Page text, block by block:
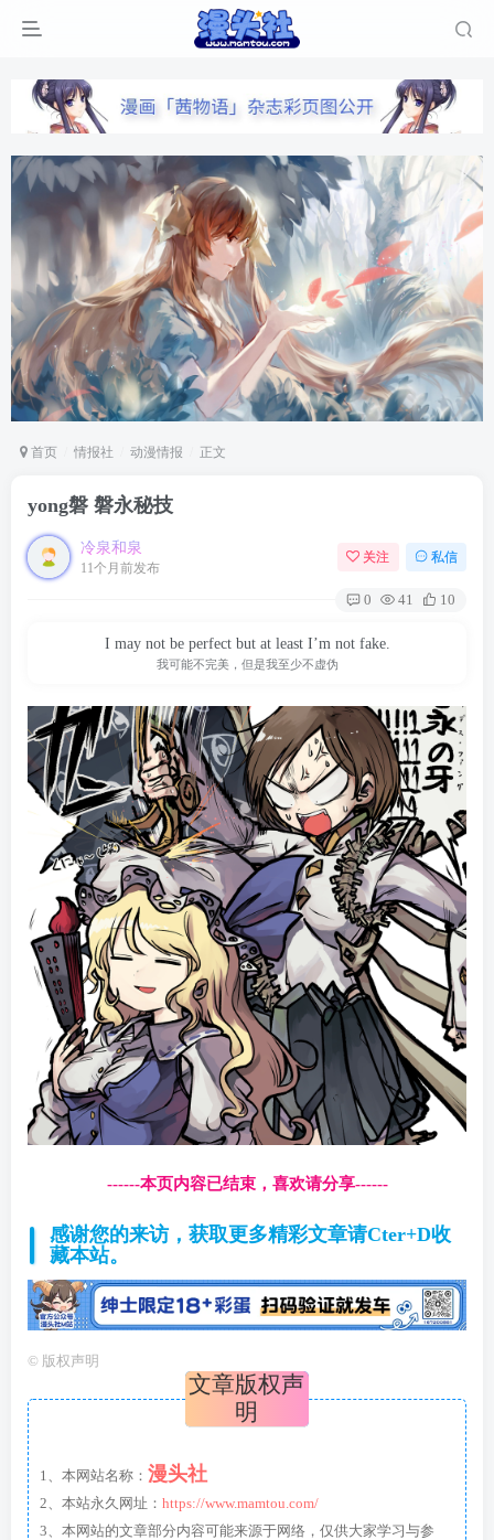
首页 情报社 动漫情报 正文
yong磐 磐永秘技
冷泉和泉
11个月前发布
关注 私信
0 41 10
I may not be perfect but at least I’m not fake.
我可能不完美，但是我至少不虚伪
------本页内容已结束，喜欢请分享------
感谢您的来访，获取更多精彩文章请Cter+D收
藏本站。
© 版权声明
文章版权声
明
1、本网站名称： 漫头社
2、本站永久网址： https://www.mamtou.com/
3、本网站的文章部分内容可能来源于网络，仅供大家学习与参